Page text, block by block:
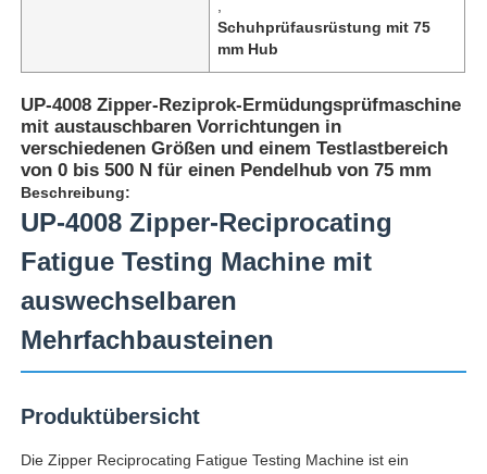
Startseite
Über uns
Schuhprüfausrüstung mit 75
mm Hub
UP-4008 Zipper-Reziprok-Ermüdungsprüfmaschine
mit austauschbaren Vorrichtungen in
verschiedenen Größen und einem Testlastbereich
von 0 bis 500 N für einen Pendelhub von 75 mm
Beschreibung:
UP-4008 Zipper-Reciprocating
Fatigue Testing Machine mit
auswechselbaren
Mehrfachbausteinen
Produktübersicht
Die Zipper Reciprocating Fatigue Testing Machine ist ein